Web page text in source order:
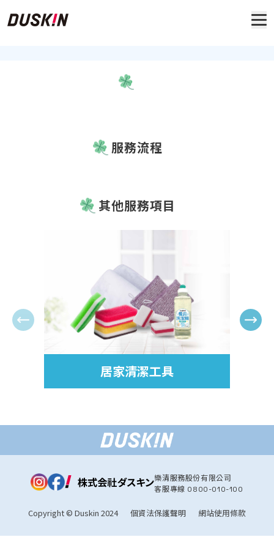
服務流程
其他服務項目
居家清潔工具
樂清服務股份有限公司
客服專線 0800-010-100
Copyright © Duskin 2024 個資法保護聲明 網站使用條款